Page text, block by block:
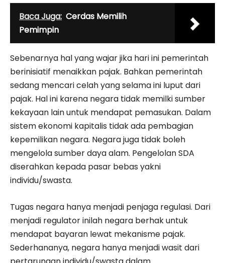
Baca Juga: Cerdas Memilih
Pemimpin
Sebenarnya hal yang wajar jika hari ini pemerintah
berinisiatif menaikkan pajak. Bahkan pemerintah
sedang mencari celah yang selama ini luput dari
pajak. Hal ini karena negara tidak memilki sumber
kekayaan lain untuk mendapat pemasukan. Dalam
sistem ekonomi kapitalis tidak ada pembagian
kepemilikan negara. Negara juga tidak boleh
mengelola sumber daya alam. Pengelolan SDA
diserahkan kepada pasar bebas yakni
individu/swasta.
Tugas negara hanya menjadi penjaga regulasi. Dari
menjadi regulator inilah negara berhak untuk
mendapat bayaran lewat mekanisme pajak.
Sederhananya, negara hanya menjadi wasit dari